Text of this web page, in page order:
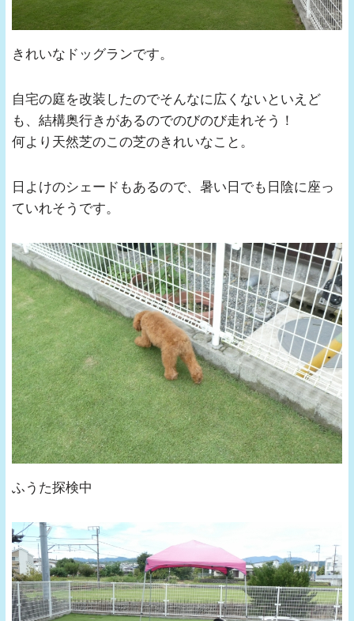
きれいなドッグランです。
自宅の庭を改装したのでそんなに広くないといえど
も、結構奥行きがあるのでのびのび走れそう！
何より天然芝のこの芝のきれいなこと。
日よけのシェードもあるので、暑い日でも日陰に座っ
ていれそうです。
ふうた探検中